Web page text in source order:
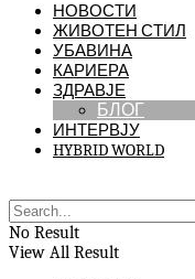
НОВОСТИ
ЖИВОТЕН СТИЛ
УБАВИНА
КАРИЕРА
ЗДРАВЈЕ
БЛОГ
ИНТЕРВЈУ
HYBRID WORLD
No Result
View All Result